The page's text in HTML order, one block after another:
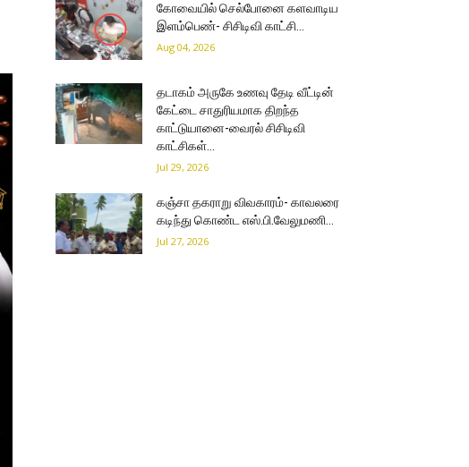
கோவையில் செல்போனை களவாடிய
இளம்பெண்- சிசிடிவி காட்சி…
Aug 04, 2026
தடாகம் அருகே உணவு தேடி வீட்டின்
கேட்டை சாதுரியமாக திறந்த
காட்டுயானை-வைரல் சிசிடிவி
காட்சிகள்…
Jul 29, 2026
கஞ்சா தகராறு விவகாரம்- காவலரை
கடிந்து கொண்ட எஸ்.பி.வேலுமணி…
Jul 27, 2026